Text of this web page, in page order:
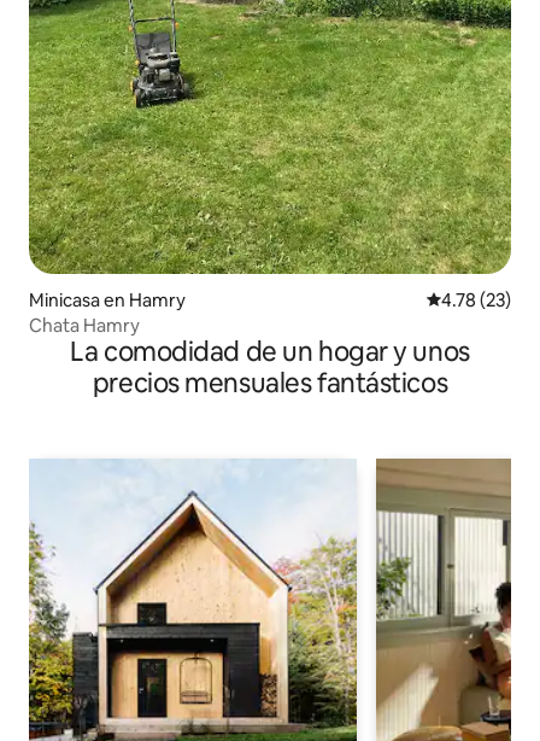
Minicasa en Hamry Calificación
4.78 (23)
Chata Hamry
La comodidad de un hogar y unos
precios mensuales fantásticos